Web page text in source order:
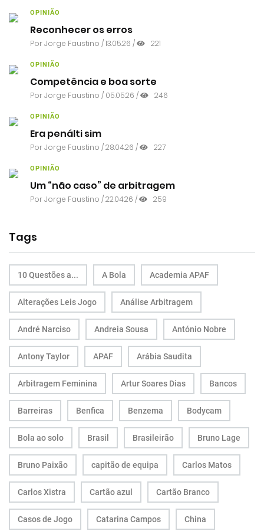
OPINIÃO
Reconhecer os erros
PorJorge Faustino / 13.05.26 / 221
OPINIÃO
Competência e boa sorte
PorJorge Faustino / 05.05.26 / 246
OPINIÃO
Era penálti sim
PorJorge Faustino / 28.04.26 / 227
OPINIÃO
Um “não caso” de arbitragem
PorJorge Faustino / 22.04.26 / 259
Tags
10 Questões a... A Bola Academia APAF
Alterações Leis Jogo Análise Arbitragem
André Narciso Andreia Sousa António Nobre
Antony Taylor APAF Arábia Saudita
Arbitragem Feminina Artur Soares Dias Bancos
Barreiras Benfica Benzema Bodycam
Bola ao solo Brasil Brasileirão Bruno Lage
Bruno Paixão capitão de equipa Carlos Matos
Carlos Xistra Cartão azul Cartão Branco
Casos de Jogo Catarina Campos China